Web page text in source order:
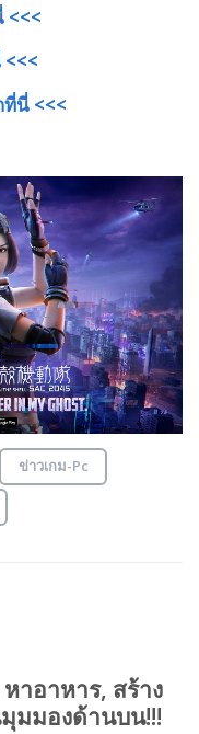
<<<
นี่ <<<
ข่าวเกม-Pc
าอาหาร, สร้าง
มมองด้านบน!!!